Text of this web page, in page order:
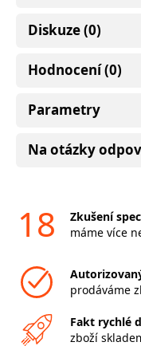
Diskuze (0)
Hodnocení (0)
Parametry
Na otázky
18
Zkušení
máme více
prodáváme
Fakt rychlé
zboží